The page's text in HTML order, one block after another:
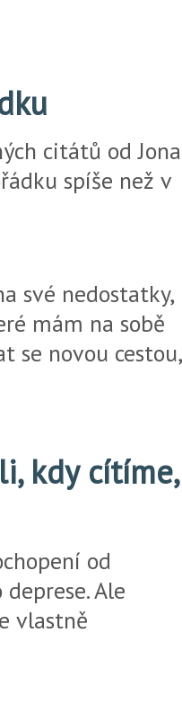
citátů od Jona
spíše než v
své nedostatky,
mám na sobě
se novou cestou,
kdy cítíme,
od
Ale
vlastně